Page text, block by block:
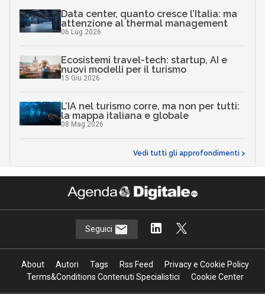
Data center, quanto cresce l’Italia: ma
attenzione al thermal management
06 Lug 2026
Ecosistemi travel-tech: startup, AI e
nuovi modelli per il turismo
15 Giu 2026
L’IA nel turismo corre, ma non per tutti:
la mappa italiana e globale
08 Mag 2026
Vedi tutti gli approfondimenti >
Seguici
About Autori Tags Rss Feed
Privacy e Cookie Policy
Terms&Conditions Contenuti Specialistici
Cookie Center